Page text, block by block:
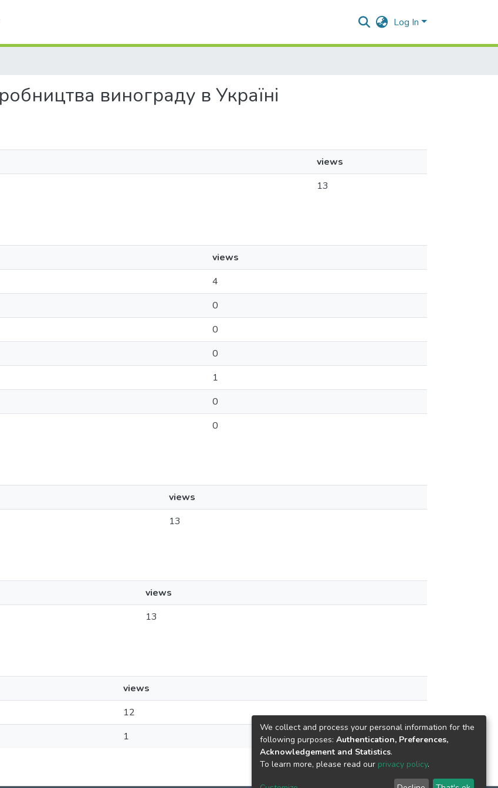
Log In
винограду в Україні
views
13
views
4
0
0
0
1
0
0
views
13
views
13
views
12
1
We collect and process your personal information for the
following purposes: Authentication, Preferences,
Acknowledgement and Statistics.
To learn more, please read our privacy policy.